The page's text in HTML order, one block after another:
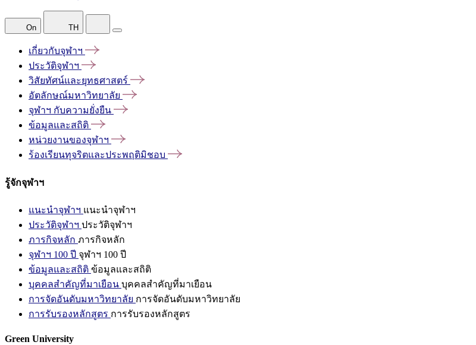
On TH
เกี่ยวกับจุฬาฯ
ประวัติจุฬาฯ
วิสัยทัศน์และยุทธศาสตร์
อัตลักษณ์มหาวิทยาลัย
จุฬาฯ กับความยั่งยืน
ข้อมูลและสถิติ
หน่วยงานของจุฬาฯ
ร้องเรียนทุจริตและประพฤติมิชอบ
รู้จักจุฬาฯ
แนะนำจุฬาฯ แนะนำจุฬาฯ
ประวัติจุฬาฯ ประวัติจุฬาฯ
ภารกิจหลัก ภารกิจหลัก
จุฬาฯ 100 ปี จุฬาฯ 100 ปี
ข้อมูลและสถิติ ข้อมูลและสถิติ
บุคคลสำคัญที่มาเยือน บุคคลสำคัญที่มาเยือน
การจัดอันดับมหาวิทยาลัย การจัดอันดับมหาวิทยาลัย
การรับรองหลักสูตร การรับรองหลักสูตร
Green University